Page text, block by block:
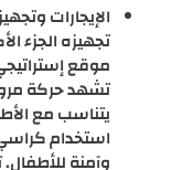
الإيجارات
تجهيزه الجزء
موقع
تشهد حركة
يتناسب مع
استخدام